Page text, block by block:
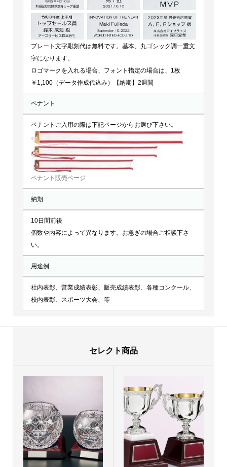
プレート文字彫刻代は無料です。基本、丸ゴシック調一重文
字になります。
ロゴマークを入れる場合、フォント指定の場合は、1枚
￥1,100（データ作成代込み）【納期】2週間
ペナント
ペナントご入用の際は下記ページからお選び下さい。
ペナント販売ページ
納期
10日間前後
個数や内容によって異なります。お急ぎの場合ご相談下さ
い。
用途例
社内表彰、営業成績表彰、販売成績表彰、各種コンクール、
校内表彰、スポーツ大会、等
セレクト商品